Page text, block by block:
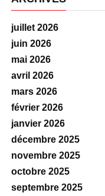
juillet 2026
juin 2026
mai 2026
avril 2026
mars 2026
février 2026
janvier 2026
décembre 2025
novembre 2025
octobre 2025
septembre 2025